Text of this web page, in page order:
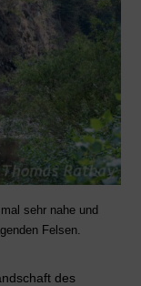
sehr nahe und
Felsen.
des